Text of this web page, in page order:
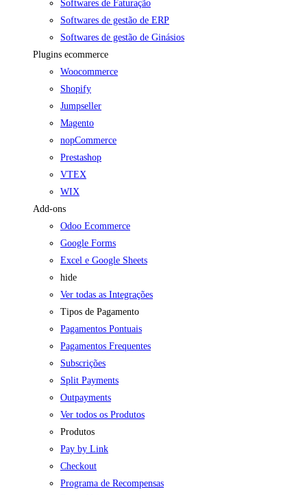
Softwares de Faturação
Softwares de gestão de ERP
Softwares de gestão de Ginásios
Plugins ecommerce
Woocommerce
Shopify
Jumpseller
Magento
nopCommerce
Prestashop
VTEX
WIX
Add-ons
Odoo Ecommerce
Google Forms
Excel e Google Sheets
hide
Ver todas as Integrações
Tipos de Pagamento
Pagamentos Pontuais
Pagamentos Frequentes
Subscrições
Split Payments
Outpayments
Ver todos os Produtos
Produtos
Pay by Link
Checkout
Programa de Recompensas